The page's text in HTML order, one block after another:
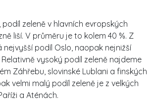
zeleně v hlavních evropských
liší. V průměru je to kolem 40 %. Z
nejvyšší podíl Oslo, naopak nejnižší
vysoký podíl zeleně najdeme
Záhřebu, slovinské Lublani a finských
velmi malý podíl zeleně je z velkých
a Aténách.